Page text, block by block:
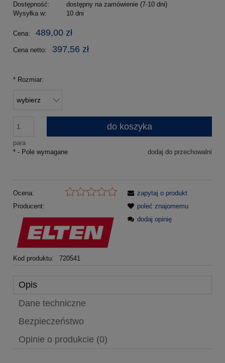
Dostępność:
dostępny na zamówienie (7-10 dni)
Wysyłka w:
10 dni
Cena: 489,00 zł
Cena netto: 397,56 zł
* Rozmiar:
para
do koszyka
dodaj do przechowalni
* - Pole wymagane
Ocena:
Producent:
Kod produktu: 720541
zapytaj o produkt
poleć znajomemu
dodaj opinię
Opis
Dane techniczne
Bezpieczeństwo
Opinie o produkcie (0)